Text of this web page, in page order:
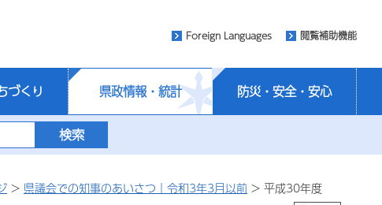
Foreign Languages 閲覧補助機能
づくり 県政情報・統計 防災・安全・安心
> 県議会での知事のあいさつ｜令和3年3月以前 > 平成30年度